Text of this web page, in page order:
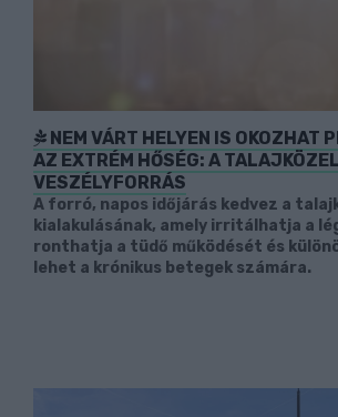
NEM VÁRT HELYEN IS OKOZHAT
AZ EXTRÉM HŐSÉG: A
VESZÉLYFORRÁS
A forró, napos időjárás kedvez a
kialakulásának, amely irritálhatja a
ronthatja a tüdő működését és
lehet a krónikus betegek számára.